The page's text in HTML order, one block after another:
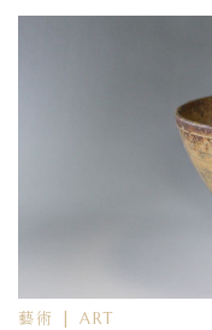
藝術 | ART